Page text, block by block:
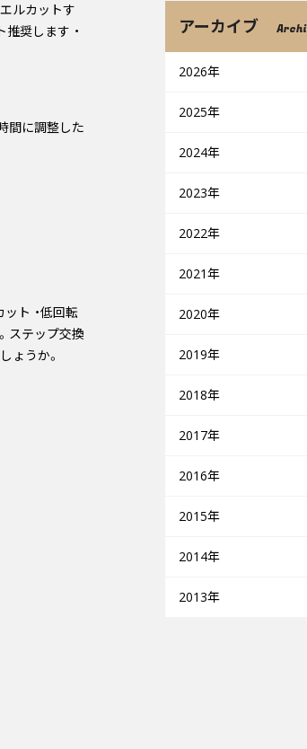
ルカットす
奨します ・
間に調整した
ト ・低回転
ステップ交換
ょうか。
アーカイブ
2026年
2025年
2024年
2023年
2022年
2021年
2020年
2019年
2018年
2017年
2016年
2015年
2014年
2013年